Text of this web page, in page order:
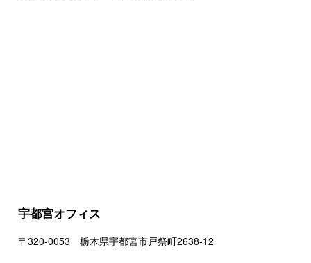
宇都宮オフィス
〒320-0053 栃木県宇都宮市戸祭町2638-12